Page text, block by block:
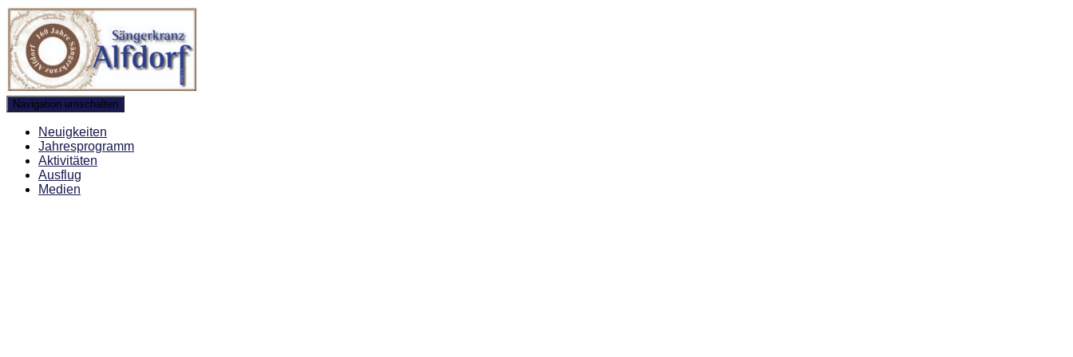
Navigation umschalten
Neuigkeiten
Jahresprogramm
Aktivitäten
Ausflug
Medien